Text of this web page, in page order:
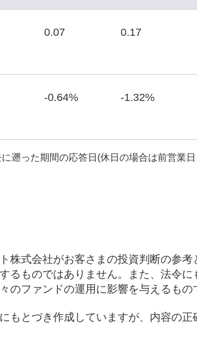
0.07 0.17
-0.64% -1.32%
遡った期間の応答日(休日の場合は前営業日
株式会社がお客さまの投資判断の参
るものではありません。また、法令
のファンドの運用に影響を与えるもの
もとづき作成していますが、内容の